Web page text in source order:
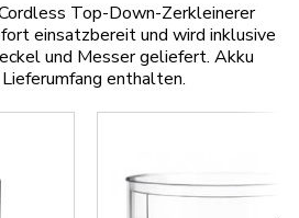
Top-Down-Zerkleinerer
einsatzbereit und wird inklusive
und Messer geliefert. Akku
enthalten.